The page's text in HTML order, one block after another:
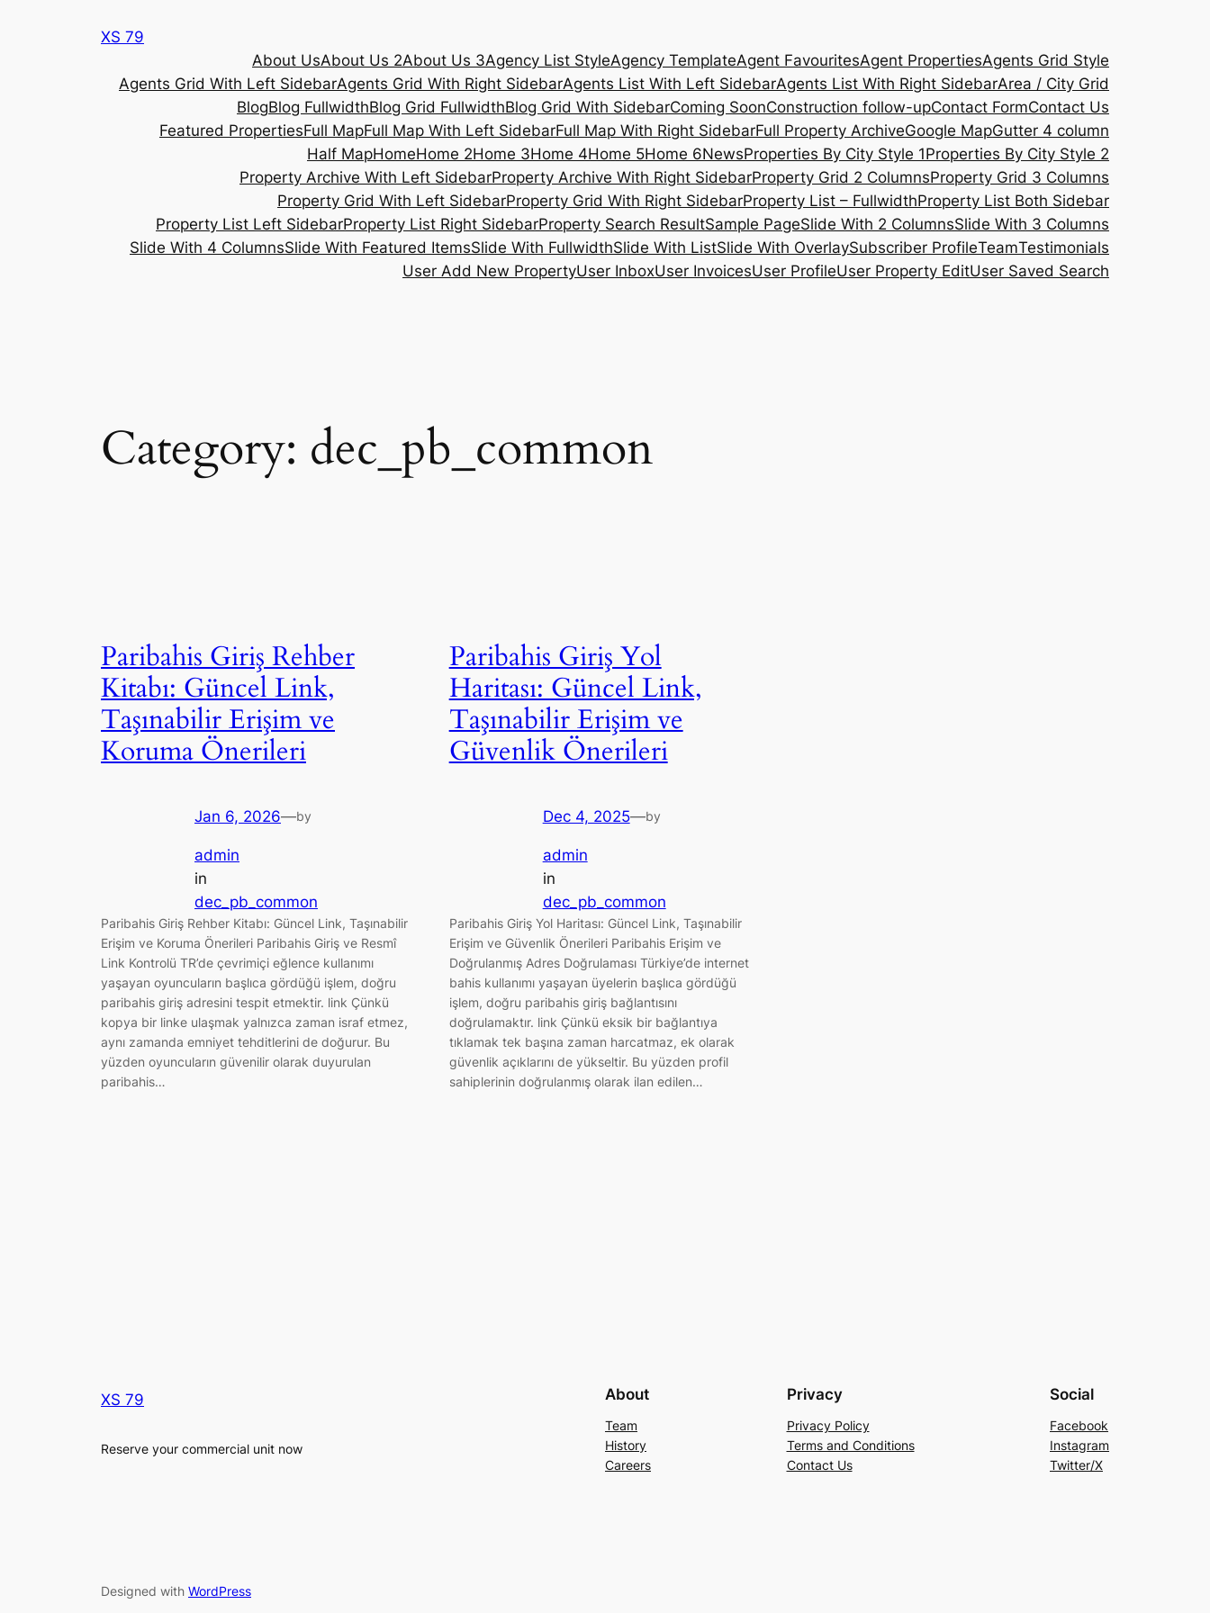
XS 79
About UsAbout Us 2About Us 3Agency List StyleAgency TemplateAgent FavouritesAgent PropertiesAgents Grid Style
Agents Grid With Left SidebarAgents Grid With Right SidebarAgents List With Left SidebarAgents List With Right SidebarArea / City Grid
BlogBlog FullwidthBlog Grid FullwidthBlog Grid With SidebarComing SoonConstruction follow-upContact FormContact Us
Featured PropertiesFull MapFull Map With Left SidebarFull Map With Right SidebarFull Property ArchiveGoogle MapGutter 4 column
Half MapHomeHome 2Home 3Home 4Home 5Home 6NewsProperties By City Style 1Properties By City Style 2
Property Archive With Left SidebarProperty Archive With Right SidebarProperty Grid 2 ColumnsProperty Grid 3 Columns
Property Grid With Left SidebarProperty Grid With Right SidebarProperty List – FullwidthProperty List Both Sidebar
Property List Left SidebarProperty List Right SidebarProperty Search ResultSample PageSlide With 2 ColumnsSlide With 3 Columns
Slide With 4 ColumnsSlide With Featured ItemsSlide With FullwidthSlide With ListSlide With OverlaySubscriber ProfileTeamTestimonials
User Add New PropertyUser InboxUser InvoicesUser ProfileUser Property EditUser Saved Search
Category: dec_pb_common
Paribahis Giriş Rehber
Kitabı: Güncel Link,
Taşınabilir Erişim ve
Koruma Önerileri
Jan 6, 2026—by
admin
in
dec_pb_common
Paribahis Giriş Rehber Kitabı: Güncel Link, Taşınabilir
Erişim ve Koruma Önerileri Paribahis Giriş ve Resmî
Link Kontrolü TR’de çevrimiçi eğlence kullanımı
yaşayan oyuncuların başlıca gördüğü işlem, doğru
paribahis giriş adresini tespit etmektir. link Çünkü
kopya bir linke ulaşmak yalnızca zaman israf etmez,
aynı zamanda emniyet tehditlerini de doğurur. Bu
yüzden oyuncuların güvenilir olarak duyurulan
paribahis…
Paribahis Giriş Yol
Haritası: Güncel Link,
Taşınabilir Erişim ve
Güvenlik Önerileri
Dec 4, 2025—by
admin
in
dec_pb_common
Paribahis Giriş Yol Haritası: Güncel Link, Taşınabilir
Erişim ve Güvenlik Önerileri Paribahis Erişim ve
Doğrulanmış Adres Doğrulaması Türkiye’de internet
bahis kullanımı yaşayan üyelerin başlıca gördüğü
işlem, doğru paribahis giriş bağlantısını
doğrulamaktır. link Çünkü eksik bir bağlantıya
tıklamak tek başına zaman harcatmaz, ek olarak
güvenlik açıklarını de yükseltir. Bu yüzden profil
sahiplerinin doğrulanmış olarak ilan edilen…
XS 79
Reserve your commercial unit now
About
Team
History
Careers
Privacy
Privacy Policy
Terms and Conditions
Contact Us
Social
Facebook
Instagram
Twitter/X
Designed with WordPress